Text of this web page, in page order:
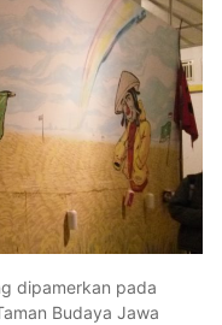
dipamerkan pada
Budaya Jawa